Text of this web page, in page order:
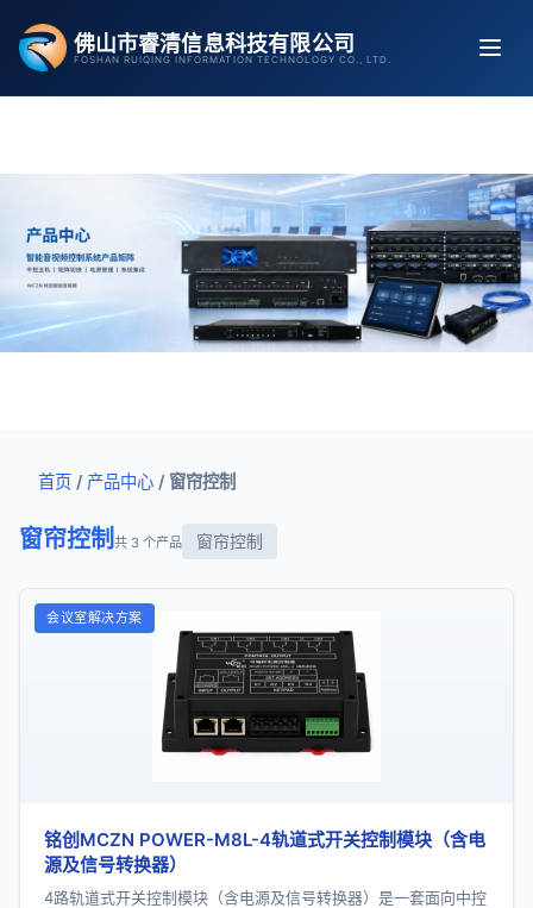
容
佛山市睿清信息科技有限公司
FOSHAN RUIQING INFORMATION TECHNOLOGY CO., LTD.
首页 / 产品中心 / 窗帘控制
窗帘控制 共 3 个产品 窗帘控制
会议室解决方案
铭创MCZN POWER-M8L-4轨道式开关控制模块（含电
源及信号转换器）
4路轨道式开关控制模块（含电源及信号转换器）是一套面向中控